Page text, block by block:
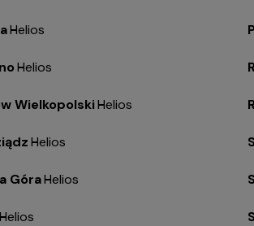
-
Helios
-
Helios
Wielkopolski-
Helios
-
Helios
Góra-
Helios
-
Helios